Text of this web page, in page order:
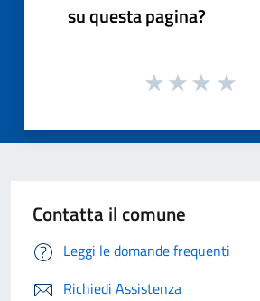
su questa pagina?
Contatta il comune
Leggi le domande frequenti
Richiedi Assistenza